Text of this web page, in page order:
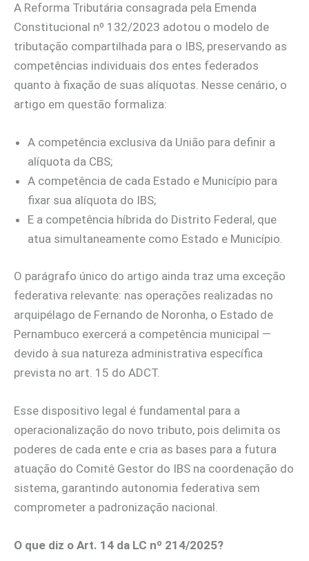
A Reforma Tributária consagrada pela Emenda
Constitucional nº 132/2023 adotou o modelo de
tributação compartilhada para o IBS, preservando as
competências individuais dos entes federados
quanto à fixação de suas alíquotas. Nesse cenário, o
artigo em questão formaliza:
A competência exclusiva da União para definir a
alíquota da CBS;
A competência de cada Estado e Município para
fixar sua alíquota do IBS;
E a competência híbrida do Distrito Federal, que
atua simultaneamente como Estado e Município.
O parágrafo único do artigo ainda traz uma exceção
federativa relevante: nas operações realizadas no
arquipélago de Fernando de Noronha, o Estado de
Pernambuco exercerá a competência municipal —
devido à sua natureza administrativa específica
prevista no art. 15 do ADCT.
Esse dispositivo legal é fundamental para a
operacionalização do novo tributo, pois delimita os
poderes de cada ente e cria as bases para a futura
atuação do Comitê Gestor do IBS na coordenação do
sistema, garantindo autonomia federativa sem
comprometer a padronização nacional.
O que diz o Art. 14 da LC nº 214/2025?